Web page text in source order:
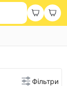
Фільтри